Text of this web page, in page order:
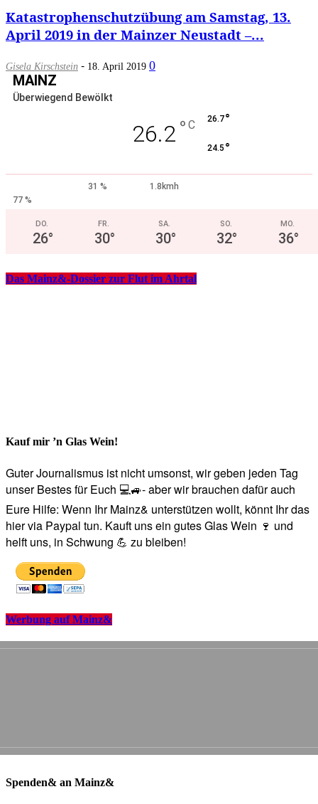
Katastrophenschutzübung am Samstag, 13.
April 2019 in der Mainzer Neustadt –...
Gisela Kirschstein - 18. April 2019 0
MAINZ
Überwiegend Bewölkt
26.2 ° C 26.7°
24.5 °
31 %
1.8kmh
77 %
DO.
26°
FR.
30°
SA.
30°
SO.
32°
MO.
36°
Das Mainz&-Dossier zur Flut im Ahrtal
Kauf mir ’n Glas Wein!
Guter Journalismus ist nicht umsonst, wir geben jeden Tag
unser Bestes für Euch 💻🚙- aber wir brauchen dafür auch
Eure Hilfe: Wenn Ihr Mainz& unterstützen wollt, könnt Ihr das
hier via Paypal tun. Kauft uns ein gutes Glas Wein 🍷 und
helft uns, in Schwung 💪 zu bleiben!
Werbung auf Mainz&
Spenden& an Mainz&